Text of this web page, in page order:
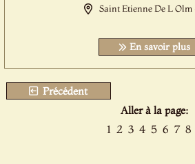
Saint Etienne De L Olm
En savoir plus
Précédent
Aller à la page:
1 2 3 4 5 6 7 8